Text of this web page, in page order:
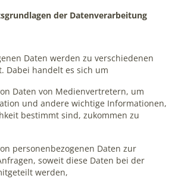
der Datenverarbeitung
Daten werden zu verschiedenen
Dabei handelt es sich um
Daten von Medienvertretern, um
und andere wichtige Informationen,
bestimmt sind, zukommen zu
personenbezogenen Daten zur
soweit diese Daten bei der
werden,
uns zu verstehen, wie Besucher
Website nutzen und dienen als
der Nutzererfahrung